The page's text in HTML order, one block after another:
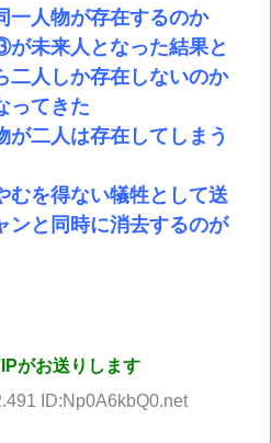
一人物が存在するのか
未来人となった結果と
二人しか存在しないのか
ってきた
が二人は存在してしまう
むを得ない犠牲として送
ンと同時に消去するのが
がお送りします
ID:Np0A6kbQ0.net